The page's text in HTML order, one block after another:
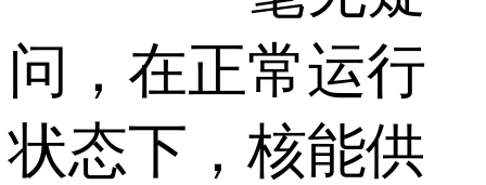
问，在正常运行
状态下，核能供